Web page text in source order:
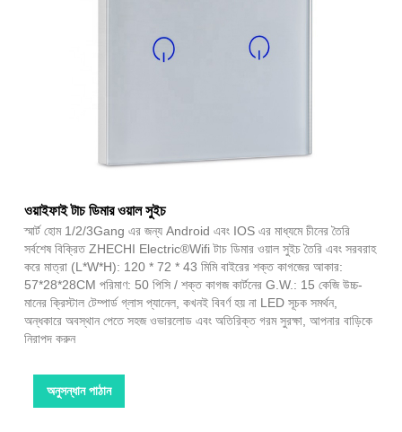
ওয়াইফাই টাচ ডিমার ওয়াল সুইচ
স্মার্ট হোম 1/2/3Gang এর জন্য Android এবং IOS এর মাধ্যমে চীনের তৈরি
সর্বশেষ বিক্রিত ZHECHI Electric®Wifi টাচ ডিমার ওয়াল সুইচ তৈরি এবং সরবরাহ
করে মাত্রা (L*W*H): 120 * 72 * 43 মিমি বাইরের শক্ত কাগজের আকার:
57*28*28CM পরিমাণ: 50 পিসি / শক্ত কাগজ কার্টনের G.W.: 15 কেজি উচ্চ-
মানের ক্রিস্টাল টেম্পার্ড গ্লাস প্যানেল, কখনই বিবর্ণ হয় না LED সূচক সমর্থন,
অন্ধকারে অবস্থান পেতে সহজ ওভারলোড এবং অতিরিক্ত গরম সুরক্ষা, আপনার বাড়িকে
নিরাপদ করুন
অনুসন্ধান পাঠান